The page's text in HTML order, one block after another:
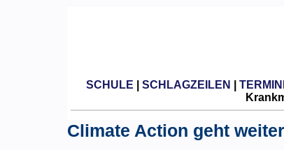
SCHULE SCHLAGZEILEN
Climate Action geht